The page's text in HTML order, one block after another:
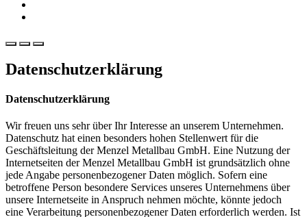
Datenschutzerklärung
Datenschutzerklärung
Wir freuen uns sehr über Ihr Interesse an unserem Unternehmen.
Datenschutz hat einen besonders hohen Stellenwert für die
Geschäftsleitung der Menzel Metallbau GmbH. Eine Nutzung der
Internetseiten der Menzel Metallbau GmbH ist grundsätzlich ohne
jede Angabe personenbezogener Daten möglich. Sofern eine
betroffene Person besondere Services unseres Unternehmens über
unsere Internetseite in Anspruch nehmen möchte, könnte jedoch
eine Verarbeitung personenbezogener Daten erforderlich werden. Ist